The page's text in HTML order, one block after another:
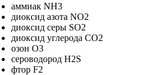
аммиак NH3
диоксид азота NO2
диоксид серы SO2
диоксид углерода CO2
озон О3
сероводород H2S
фтор F2